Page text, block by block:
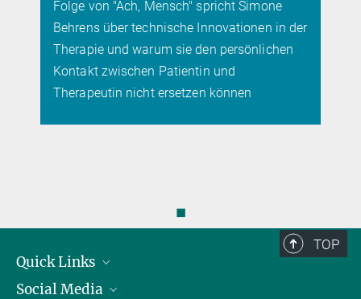
◼
TOP
Quick Links
Präsident
Social Media